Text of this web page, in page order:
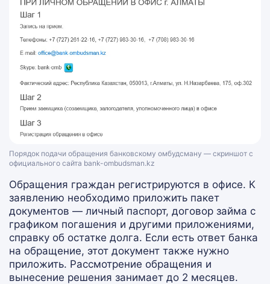
Порядок подачи обращения банковскому омбудсману — скриншот с
официального сайта bank-ombudsman.kz
Обращения граждан регистрируются в офисе. К
заявлению необходимо приложить пакет
документов — личный паспорт, договор займа с
графиком погашения и другими приложениями,
справку об остатке долга. Если есть ответ банка
на обращение, этот документ также нужно
приложить. Рассмотрение обращения и
вынесение решения занимает до 2 месяцев.